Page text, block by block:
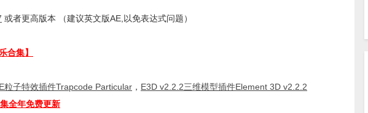
或者更高版本 （建议英文版AE,以免表达式问题）
合集】
粒子特效插件Trapcode Particular ， E3D v2.2.2三维模型插件Element 3D v2.2.2
全年免费更新